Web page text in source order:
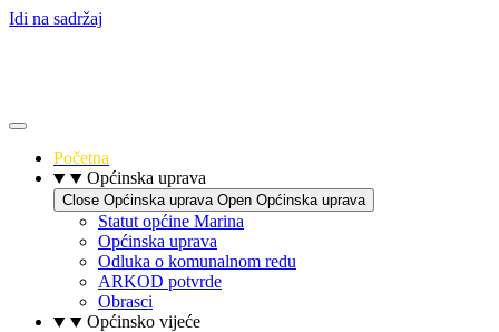
Idi na sadržaj
Početna
Općinska uprava
Close Općinska uprava Open Općinska uprava
Statut općine Marina
Općinska uprava
Odluka o komunalnom redu
ARKOD potvrde
Obrasci
Općinsko vijeće